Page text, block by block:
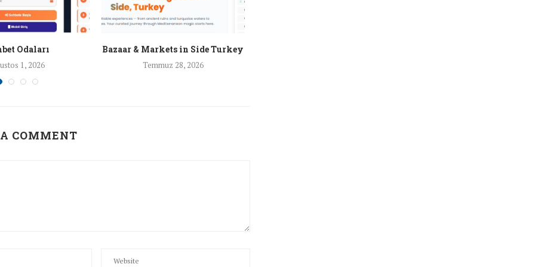
Odaları
1, 2026
Bazaar & Markets in Side Turkey
Temmuz 28, 2026
COMMENT